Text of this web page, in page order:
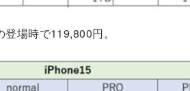
場時で119,800円。